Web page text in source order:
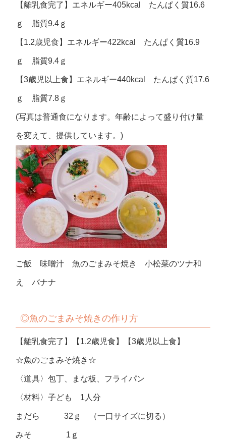
【離乳食完了】エネルギー405kcal たんぱく質16.6
ｇ 脂質9.4ｇ
【1.2歳児食】エネルギー422kcal たんぱく質16.9
ｇ 脂質9.4ｇ
【3歳児以上食】エネルギー440kcal たんぱく質17.6
ｇ 脂質7.8ｇ
(写真は普通食になります。年齢によって盛り付け量
を変えて、提供しています。)
ご飯 味噌汁 魚のごまみそ焼き 小松菜のツナ和
え バナナ
◎魚のごまみそ焼きの作り方
【離乳食完了】【1.2歳児食】【3歳児以上食】
☆魚のごまみそ焼き☆
〈道具〉包丁、まな板、フライパン
〈材料〉子ども 1人分
まだら 32ｇ （一口サイズに切る）
みそ 1ｇ